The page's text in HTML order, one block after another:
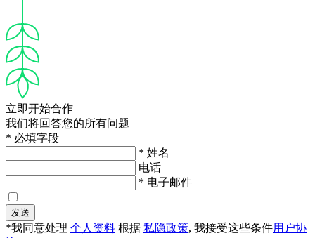
立即开始合作
我们将回答您的所有问题
* 必填字段
* 姓名
电话
* 电子邮件
发送
*我同意处理 个人资料 根据 私隐政策, 我接受这些条件用户协